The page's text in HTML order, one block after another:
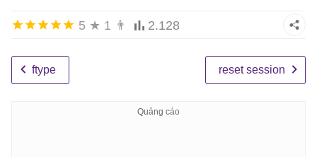
5 ★ 1 👨 2.128
ftype reset session